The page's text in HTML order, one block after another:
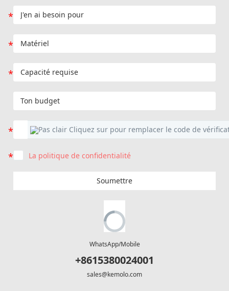
La politique de confidentialité
Soumettre
WhatsApp/Mobile
+8615380024001
sales@kemolo.com